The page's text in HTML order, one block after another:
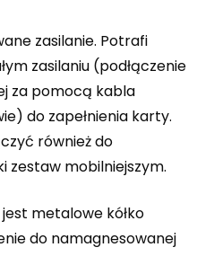
zasilanie. Potrafi
zasilaniu (podłączenie
za pomocą kabla
do zapełnienia karty.
również do
zestaw mobilniejszym.
metalowe kółko
do namagnesowanej